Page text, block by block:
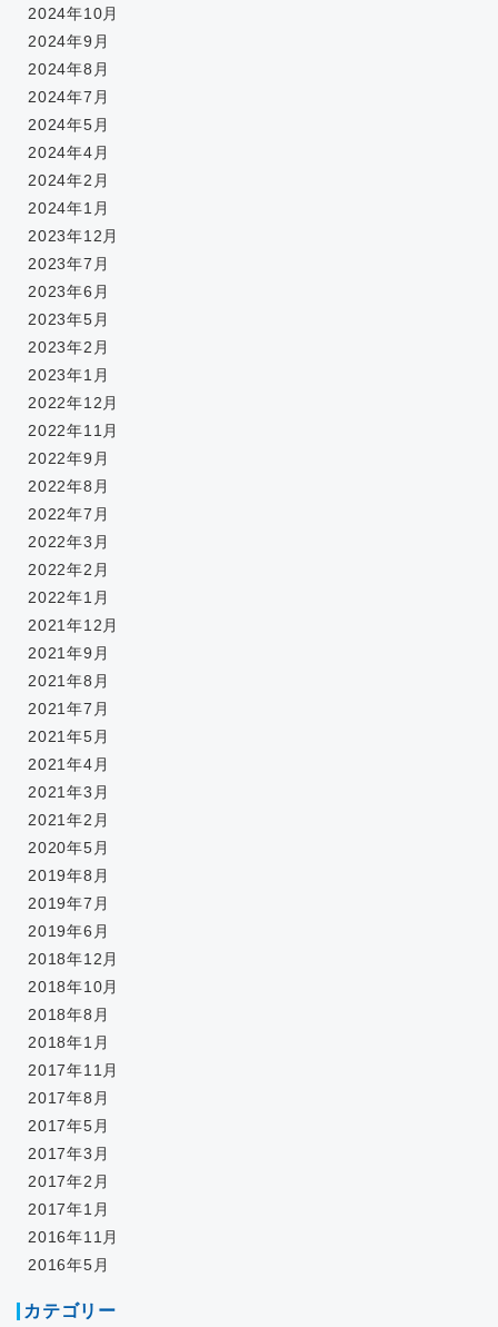
2024年10月
2024年9月
2024年8月
2024年7月
2024年5月
2024年4月
2024年2月
2024年1月
2023年12月
2023年7月
2023年6月
2023年5月
2023年2月
2023年1月
2022年12月
2022年11月
2022年9月
2022年8月
2022年7月
2022年3月
2022年2月
2022年1月
2021年12月
2021年9月
2021年8月
2021年7月
2021年5月
2021年4月
2021年3月
2021年2月
2020年5月
2019年8月
2019年7月
2019年6月
2018年12月
2018年10月
2018年8月
2018年1月
2017年11月
2017年8月
2017年5月
2017年3月
2017年2月
2017年1月
2016年11月
2016年5月
カテゴリー